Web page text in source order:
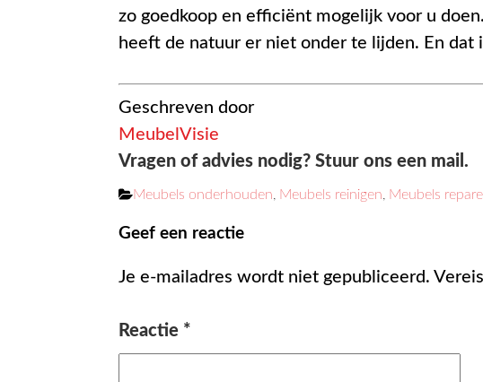
zo goedkoop en efficiënt mogelijk voor u
heeft de natuur er niet onder te lijden. En
Geschreven door
MeubelVisie
Vragen of advies nodig? Stuur ons een mail.
Categorieën
Meubels onderhouden Meubels reinigen Meubels
Geef een reactie
Je e-mailadres wordt niet gepubliceerd.
Reactie *